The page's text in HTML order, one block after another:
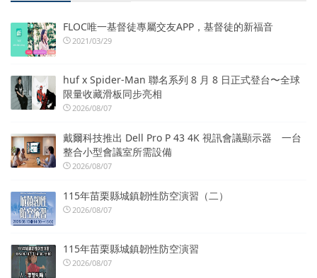
FLOC唯一基督徒專屬交友APP，基督徒的新福音
2021/03/29
huf x Spider-Man 聯名系列 8 月 8 日正式登台〜全球
限量收藏滑板同步亮相
2026/08/07
戴爾科技推出 Dell Pro P 43 4K 視訊會議顯示器 一台
整合小型會議室所需設備
2026/08/07
115年苗栗縣城鎮韌性防空演習（二）
2026/08/07
115年苗栗縣城鎮韌性防空演習
2026/08/07